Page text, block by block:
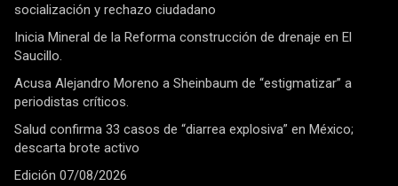
socialización y rechazo ciudadano
Inicia Mineral de la Reforma construcción de drenaje en El
Saucillo.
Acusa Alejandro Moreno a Sheinbaum de “estigmatizar” a
periodistas críticos.
Salud confirma 33 casos de “diarrea explosiva” en México;
descarta brote activo
Edición 07/08/2026